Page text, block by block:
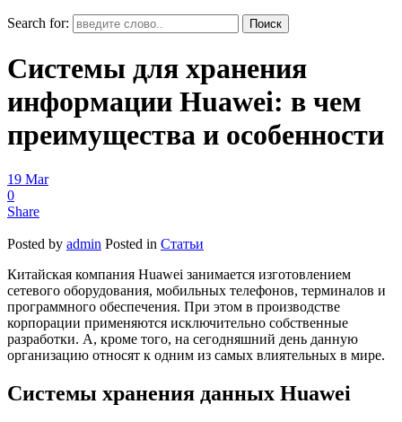
Search for:
Системы для хранения
информации Huawei: в чем
преимущества и особенности
19 Mar
0
Share
Posted by admin Posted in Статьи
Китайская компания Huawei занимается изготовлением
сетевого оборудования, мобильных телефонов, терминалов и
программного обеспечения. При этом в производстве
корпорации применяются исключительно собственные
разработки. А, кроме того, на сегодняшний день данную
организацию относят к одним из самых влиятельных в мире.
Системы хранения данных Huawei